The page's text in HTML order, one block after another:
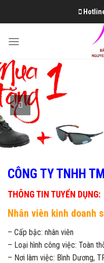
CÔNG TY TNHH
THÔNG TIN TUYỂN DỤNG:
Nhân viên kinh doanh
– Cấp bậc: nhân viên
– Loại hình công việc: Toàn
– Nơi làm việc: Bình Dương,